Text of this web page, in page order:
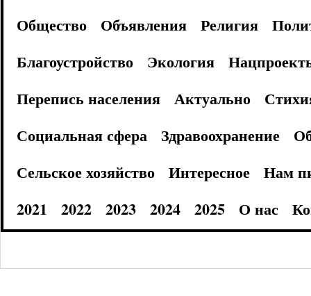
Общество
Объявления Религия
Благоустройство
Экология
Перепись населения
Актуально
Социальная сфера
Здравоохранение
Сельское хозяйство
Интересное
Нам
2021
2022 2023 2024 2025 О нас